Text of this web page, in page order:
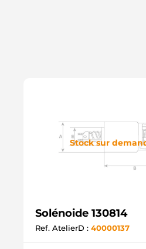
Stock sur
Solénoide 130814
Ref. AtelierD : 40000137